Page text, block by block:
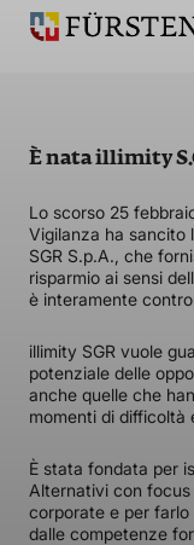
È nata illimity
Lo scorso 25
Vigilanza ha sancito
SGR S.p.A., che
risparmio ai sensi
è interamente
illimity SGR vuole
potenziale delle
anche quelle che
momenti di difficoltà
È stata fondata per
Alternativi con
corporate e per
dalle competenze